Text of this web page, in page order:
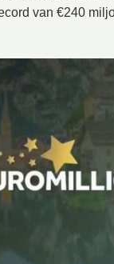
van €240